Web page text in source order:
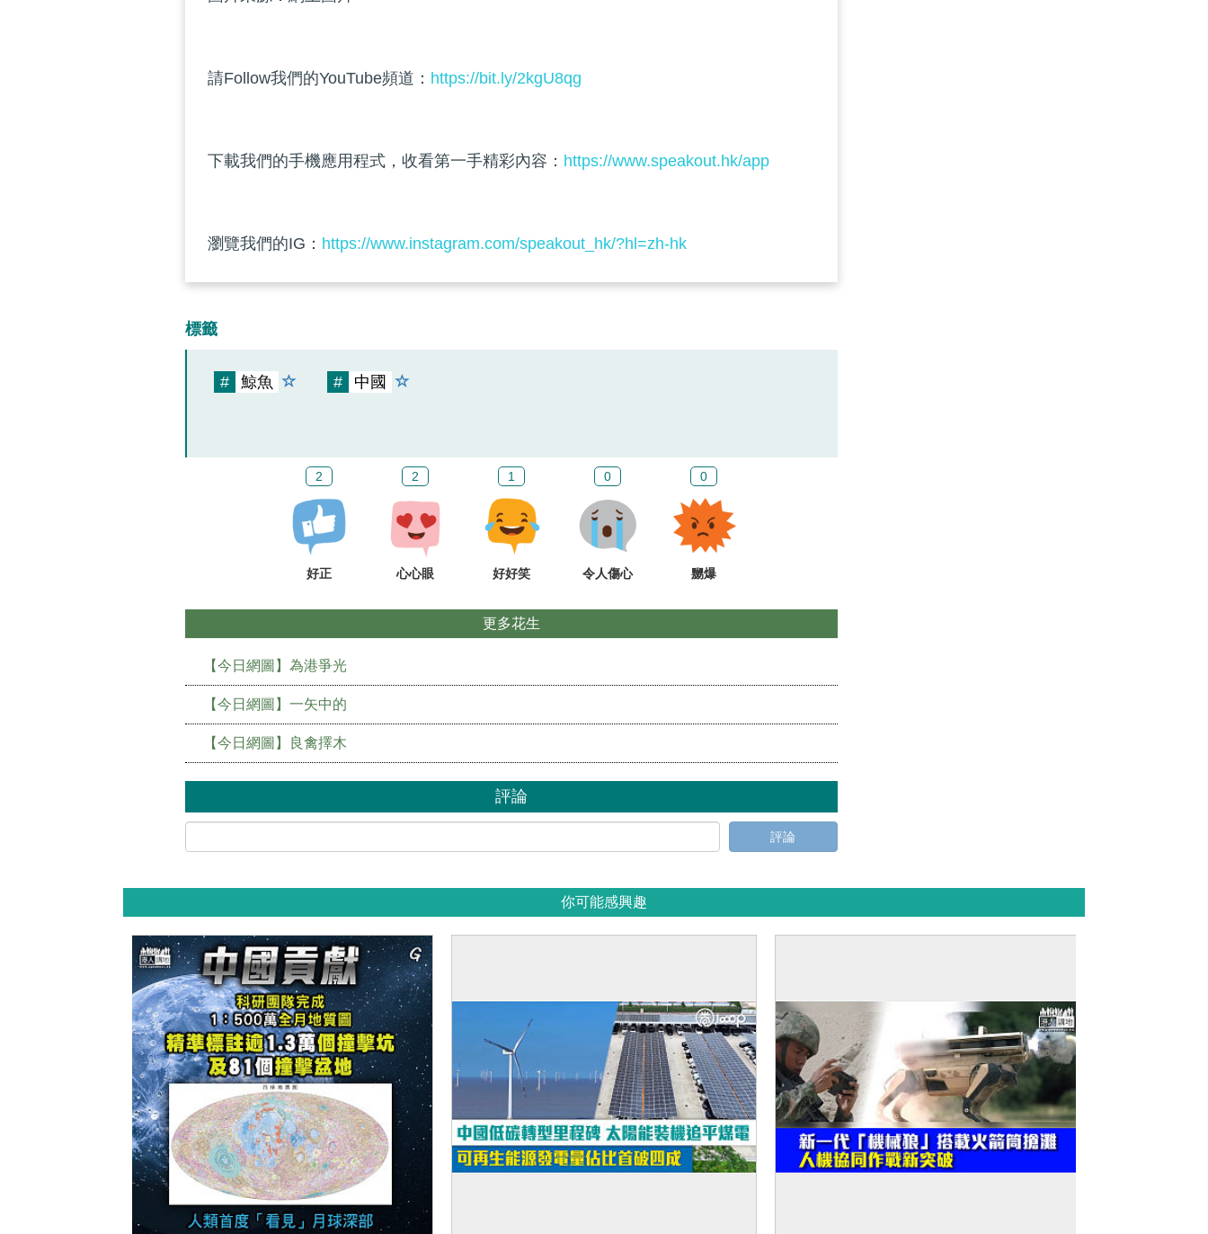
請Follow我們的YouTube頻道： https://bit.ly/2kgU8qg
下載我們的手機應用程式，收看第一手精彩內容： https://www.speakout.hk/app
瀏覽我們的IG： https://www.instagram.com/speakout_hk/?hl=zh-hk
標籤
# 鯨魚 # 中國
2
好正
2
心心眼
1
好好笑
0
令人傷心
0
嬲爆
更多花生
【今日網圖】為港爭光
【今日網圖】一矢中的
【今日網圖】良禽擇木
評論
評論
你可能感興趣